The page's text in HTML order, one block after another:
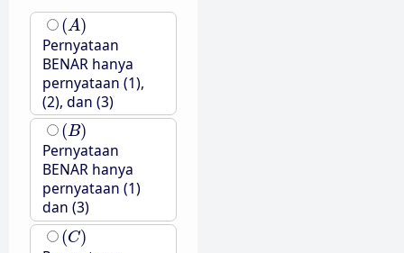
(A)
(A)
Pernyataan
BENAR hanya
pernyataan (1),
(2), dan (3)
(B)
(B)
Pernyataan
BENAR hanya
pernyataan (1)
dan (3)
(C)
(C)